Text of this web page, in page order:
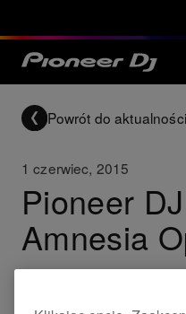
Powrót do aktualności
1 czerwiec, 2015
Pioneer
Amnesia